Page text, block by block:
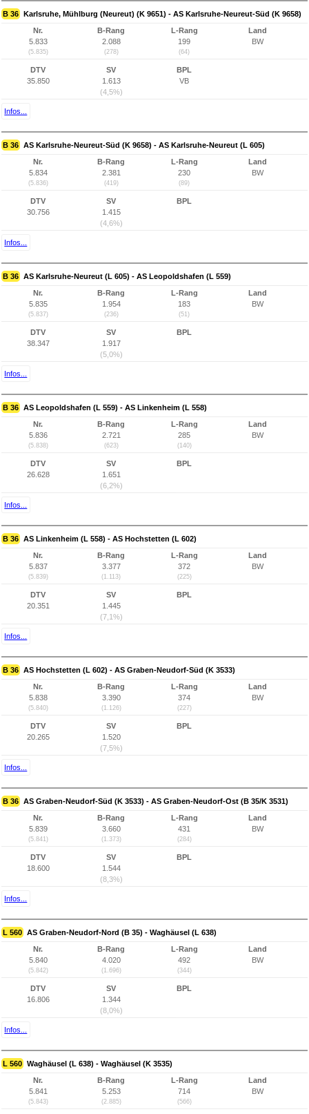
B 36 Karlsruhe, Mühlburg (Neureut) (K 9651) - AS Karlsruhe-Neureut-Süd (K 9658)
Nr.
5.833
(5.835)
B-Rang
2.088
(278)
L-Rang
199
(64)
Land
BW
DTV
35.850
SV
1.613
(4,5%)
BPL
VB
Infos...
B 36 AS Karlsruhe-Neureut-Süd (K 9658) - AS Karlsruhe-Neureut (L 605)
Nr.
5.834
(5.836)
B-Rang
2.381
(419)
L-Rang
230
(89)
Land
BW
DTV
30.756
SV
1.415
(4,6%)
BPL
Infos...
B 36 AS Karlsruhe-Neureut (L 605) - AS Leopoldshafen (L 559)
Nr.
5.835
(5.837)
B-Rang
1.954
(236)
L-Rang
183
(51)
Land
BW
DTV
38.347
SV
1.917
(5,0%)
BPL
Infos...
B 36 AS Leopoldshafen (L 559) - AS Linkenheim (L 558)
Nr.
5.836
(5.838)
B-Rang
2.721
(623)
L-Rang
285
(140)
Land
BW
DTV
26.628
SV
1.651
(6,2%)
BPL
Infos...
B 36 AS Linkenheim (L 558) - AS Hochstetten (L 602)
Nr.
5.837
(5.839)
B-Rang
3.377
(1.113)
L-Rang
372
(225)
Land
BW
DTV
20.351
SV
1.445
(7,1%)
BPL
Infos...
B 36 AS Hochstetten (L 602) - AS Graben-Neudorf-Süd (K 3533)
Nr.
5.838
(5.840)
B-Rang
3.390
(1.126)
L-Rang
374
(227)
Land
BW
DTV
20.265
SV
1.520
(7,5%)
BPL
Infos...
B 36 AS Graben-Neudorf-Süd (K 3533) - AS Graben-Neudorf-Ost (B 35/K 3531)
Nr.
5.839
(5.841)
B-Rang
3.660
(1.373)
L-Rang
431
(284)
Land
BW
DTV
18.600
SV
1.544
(8,3%)
BPL
Infos...
L 560 AS Graben-Neudorf-Nord (B 35) - Waghäusel (L 638)
Nr.
5.840
(5.842)
B-Rang
4.020
(1.696)
L-Rang
492
(344)
Land
BW
DTV
16.806
SV
1.344
(8,0%)
BPL
Infos...
L 560 Waghäusel (L 638) - Waghäusel (K 3535)
Nr.
5.841
(5.843)
B-Rang
5.253
(2.885)
L-Rang
714
(566)
Land
BW